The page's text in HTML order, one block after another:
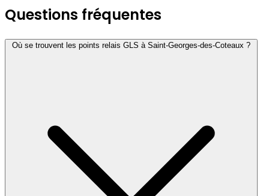
Questions fréquentes
Où se trouvent les points relais GLS à Saint-Georges-des-Coteaux ?